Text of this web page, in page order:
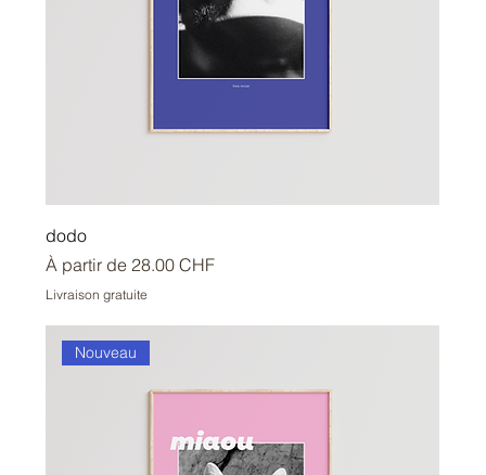
dodo
À partir de 28.00 CHF
Prix promotionnel
Livraison gratuite
Nouveau